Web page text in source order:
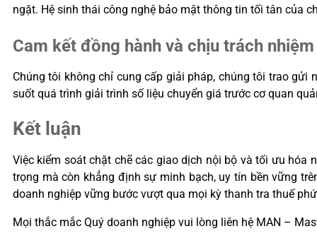
ngặt. Hệ sinh thái công nghệ bảo mật thông tin tối tân của
Cam kết đồng hành và chịu trách
Chúng tôi không chỉ cung cấp giải pháp, chúng tôi trao
suốt quá trình giải trình số liệu chuyển giá trước cơ quan
Kết luận
Việc kiểm soát chặt chẽ các giao dịch nội bộ và tối ưu hóa
trọng mà còn khẳng định sự minh bạch, uy tín bền vững
doanh nghiệp vững bước vượt qua mọi kỳ thanh tra thuế
Mọi thắc mắc Quý doanh nghiệp vui lòng liên hệ MAN –